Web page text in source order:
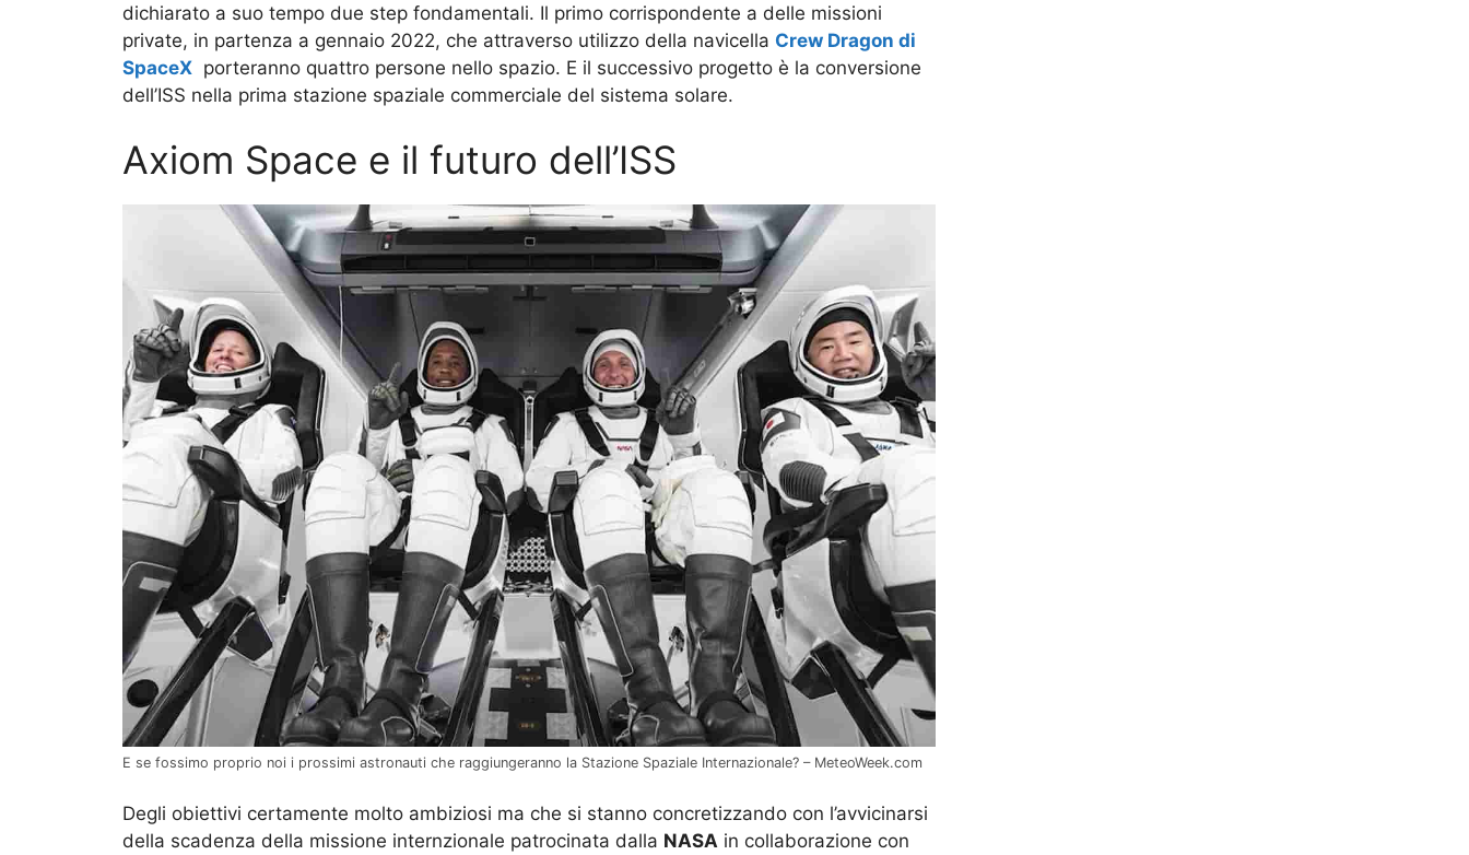
dichiarato a suo tempo due step fondamentali. Il primo corrispondente a delle missioni
private, in partenza a gennaio 2022, che attraverso utilizzo della navicella Crew Dragon di
SpaceX porteranno quattro persone nello spazio. E il successivo progetto è la conversione
dell’ISS nella prima stazione spaziale commerciale del sistema solare.
Axiom Space e il futuro dell’ISS
E se fossimo proprio noi i prossimi astronauti che raggiungeranno la Stazione Spaziale Internazionale? – MeteoWeek.com
Degli obiettivi certamente molto ambiziosi ma che si stanno concretizzando con l’avvicinarsi
della scadenza della missione internzionale patrocinata dalla NASA in collaborazione con